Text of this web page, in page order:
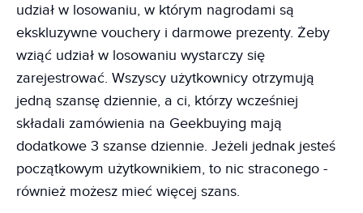
udział w losowaniu, w którym nagrodami są
ekskluzywne vouchery i darmowe prezenty. Żeby
wziąć udział w losowaniu wystarczy się
zarejestrować. Wszyscy użytkownicy otrzymują
jedną szansę dziennie, a ci, którzy wcześniej
składali zamówienia na Geekbuying mają
dodatkowe 3 szanse dziennie. Jeżeli jednak jesteś
początkowym użytkownikiem, to nic straconego -
również możesz mieć więcej szans.